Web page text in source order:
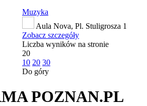
Muzyka
Aula Nova, Pl. Stuligrosza 1
Zobacz szczegóły
Liczba wyników na stronie
20
10 20 30
Do góry
POZNAN.PL